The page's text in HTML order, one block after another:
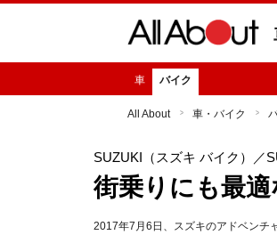
車 バイク
All About 車・バイク
SUZUKI（スズキ バイク） ／
街乗りにも最
2017年7月6日、スズキのアドベンチ